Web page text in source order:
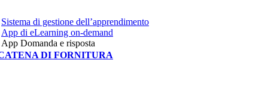
Sistema di gestione dell’apprendimento
App di eLearning on-demand
App Domanda e risposta
DI FORNITURA